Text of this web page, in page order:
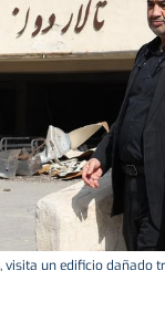
un edificio dañado